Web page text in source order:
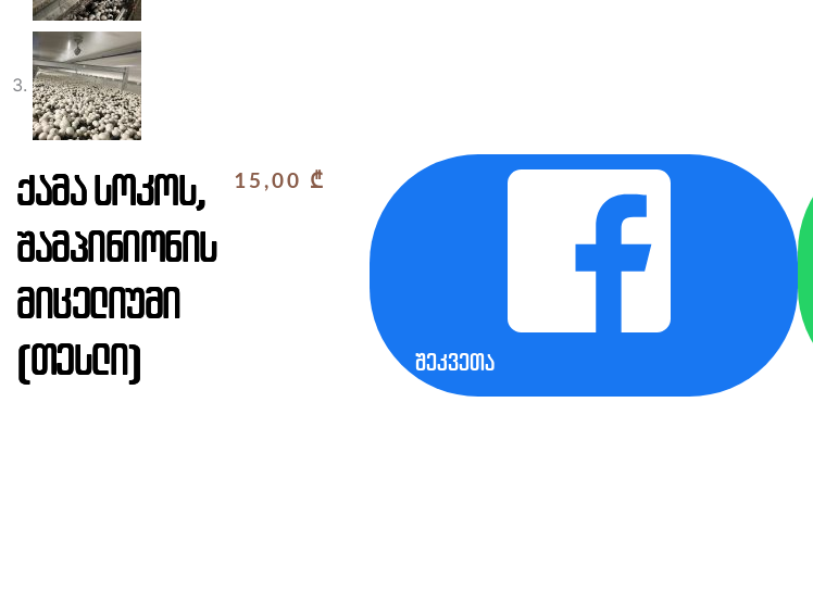
ქამა სოკოს,
შამპინიონის
მიცელიუმი
(თესლი)
15,00 ₾
შეკვეთა